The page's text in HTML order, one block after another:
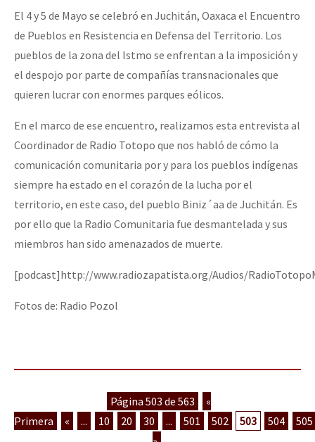
El 4 y 5 de Mayo se celebró en Juchitán, Oaxaca el Encuentro
de Pueblos en Resistencia en Defensa del Territorio. Los
pueblos de la zona del Istmo se enfrentan a la imposición y
el despojo por parte de compañías transnacionales que
quieren lucrar con enormes parques eólicos.
En el marco de ese encuentro, realizamos esta entrevista al
Coordinador de Radio Totopo que nos habló de cómo la
comunicación comunitaria por y para los pueblos indígenas
siempre ha estado en el corazón de la lucha por el
territorio, en este caso, del pueblo Biniz´aa de Juchitán. Es
por ello que la Radio Comunitaria fue desmantelada y sus
miembros han sido amenazados de muerte.
[podcast]http://www.radiozapatista.org/Audios/
Fotos de: Radio Pozol
Página 503 de 563
«
Primera
« ... 10 20 30 ... 501 502 503 504
505